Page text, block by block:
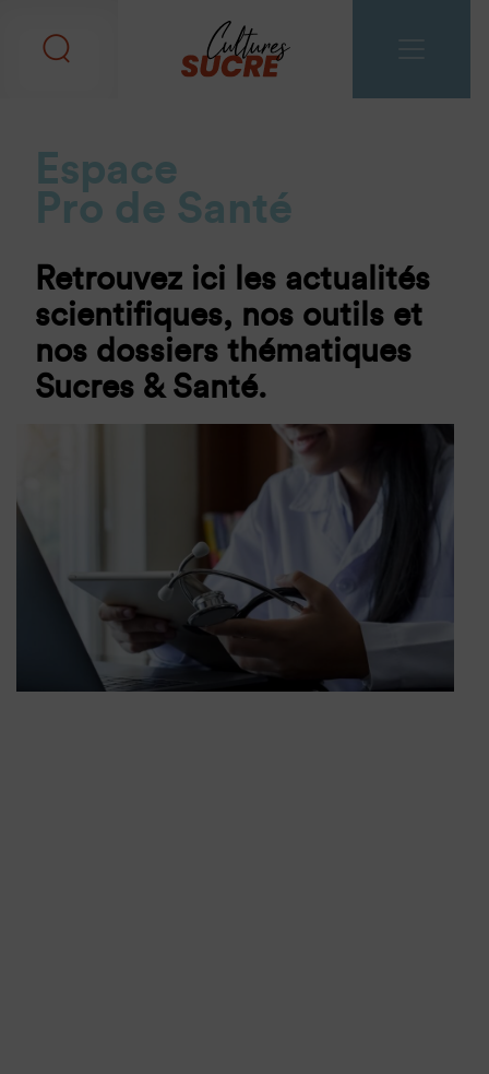
Espace
Pro de Santé
Retrouvez ici les actualités
scientifiques, nos outils et
nos dossiers thématiques
Sucres & Santé.